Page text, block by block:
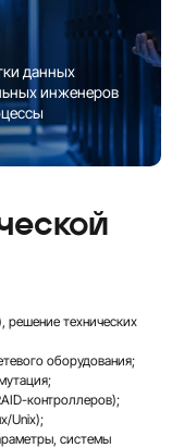
данных
инженеров
решение технических
оборудования;
контроллеров);
Unix);
системы